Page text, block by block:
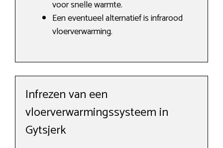
voor snelle warmte.
Een eventueel alternatief is infrarood
vloerverwarming.
Infrezen van een
vloerverwarmingssysteem in
Gytsjerk